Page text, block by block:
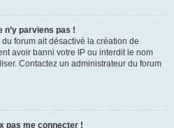
n’y parviens pas !
du forum ait désactivé la création de
avoir banni votre IP ou interdit le nom
Contactez un administrateur du forum
pas me connecter !